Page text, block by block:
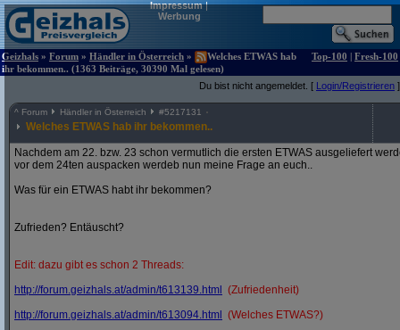
Impressum|
Werbung
Geizhals » Forum » Händler in Österreich »
Welches ETWAS hab
ihr bekommen.. (1363 Beiträge, 30390 Mal gelesen)
Top-100 | Fresh-100
Du bist nicht angemeldet. [ Login/Registrieren ]
^ Forum Händler in Österreich #5217131
Welches ETWAS hab ihr bekommen..
Nachdem am 22. bzw. 23 schon vermutlich die ersten ETWAS ausgeliefert
vor dem 24ten auspacken werdeb nun meine Frage an euch..
Was für ein ETWAS habt ihr bekommen?
Zufrieden? Entäuscht?
Edit: dazu gibt es schon 2 Threads:
http://forum.geizhals.at/admin/t613139.html
(Zufriedenheit)
http://forum.geizhals.at/admin/t613094.html (Welches ETWAS?)